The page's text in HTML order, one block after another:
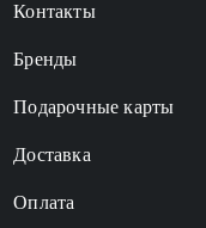
Контакты
Бренды
Подарочные карты
Доставка
Оплата